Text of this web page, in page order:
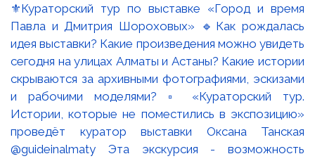
⚜️Кураторский тур по выставке «Город и время
Павла и Дмитрия Шороховых» 🔹Как рождалась
идея выставки? Какие произведения можно увидеть
сегодня на улицах Алматы и Астаны? Какие истории
скрываются за архивными фотографиями, эскизами
и рабочими моделями? ▫️ «Кураторский тур.
Истории, которые не поместились в экспозицию»
проведёт куратор выставки Оксана Танская
@guideinalmaty Эта экскурсия - возможность